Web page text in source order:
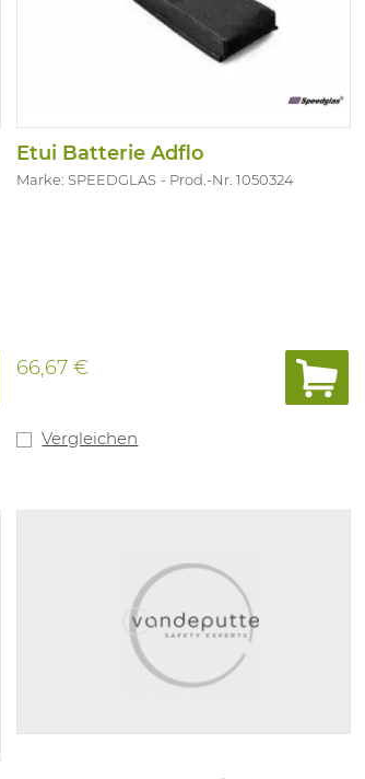
Etui Batterie Adflo
Marke: SPEEDGLAS Prod.-Nr. 1050324
66,67 €
Vergleichen